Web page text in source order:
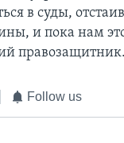
в суды,
и пока нам
правозащитник.
Follow us